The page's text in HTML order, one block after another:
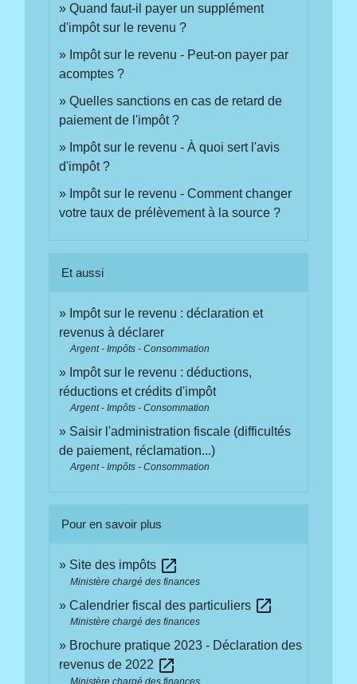
Quand faut-il payer un supplément
d'impôt sur le revenu ?
Impôt sur le revenu - Peut-on payer par
acomptes ?
Quelles sanctions en cas de retard de
paiement de l'impôt ?
Impôt sur le revenu - À quoi sert l'avis
d'impôt ?
Impôt sur le revenu - Comment changer
votre taux de prélèvement à la source ?
Et aussi
Impôt sur le revenu : déclaration et
revenus à déclarer
Argent - Impôts - Consommation
Impôt sur le revenu : déductions,
réductions et crédits d'impôt
Argent - Impôts - Consommation
Saisir l'administration fiscale (difficultés
de paiement, réclamation...)
Argent - Impôts - Consommation
Pour en savoir plus
Site des impôts open_in_new
Ministère chargé des finances
Calendrier fiscal des particuliers open_in_new
Ministère chargé des finances
Brochure pratique 2023 - Déclaration des
revenus de 2022 open_in_new
Ministère chargé des finances